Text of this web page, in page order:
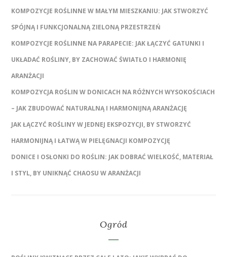
KOMPOZYCJE ROŚLINNE W MAŁYM MIESZKANIU: JAK STWORZYĆ
SPÓJNĄ I FUNKCJONALNĄ ZIELONĄ PRZESTRZEŃ
KOMPOZYCJE ROŚLINNE NA PARAPECIE: JAK ŁĄCZYĆ GATUNKI I
UKŁADAĆ ROŚLINY, BY ZACHOWAĆ ŚWIATŁO I HARMONIĘ
ARANŻACJI
KOMPOZYCJA ROŚLIN W DONICACH NA RÓŻNYCH WYSOKOŚCIACH
– JAK ZBUDOWAĆ NATURALNĄ I HARMONIJNĄ ARANŻACJĘ
JAK ŁĄCZYĆ ROŚLINY W JEDNEJ EKSPOZYCJI, BY STWORZYĆ
HARMONIJNĄ I ŁATWĄ W PIELĘGNACJI KOMPOZYCJĘ
DONICE I OSŁONKI DO ROŚLIN: JAK DOBRAĆ WIELKOŚĆ, MATERIAŁ
I STYL, BY UNIKNĄĆ CHAOSU W ARANŻACJI
Ogród